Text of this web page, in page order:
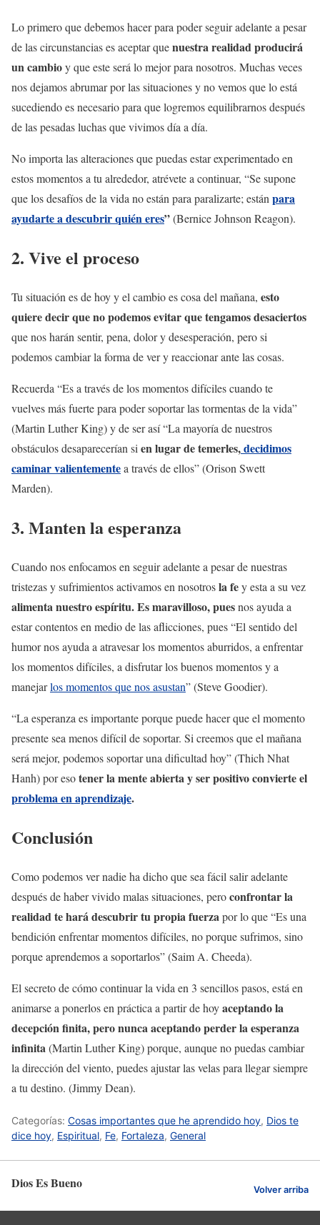
Lo primero que debemos hacer para poder seguir adelante a pesar
de las circunstancias es aceptar quenuestra realidad producirá
un cambioy que este será lo mejor para nosotros. Muchas veces
nos dejamos abrumar por las situaciones y no vemos que lo está
sucediendo es necesario para que logremos equilibrarnos después
de las pesadas luchas que vivimos día a día.
No importa las alteraciones que puedas estar experimentado en
estos momentos a tu alrededor, atrévete a continuar, “Se supone
que los desafíos de la vida no están para paralizarte; están para
ayudarte a descubrir quién eres”(Bernice Johnson Reagon).
2. Vive el proceso
Tu situación es de hoy y el cambio es cosa del mañana, esto
quiere decir que no podemos evitar que tengamos desaciertos
que nos harán sentir, pena, dolor y desesperación, pero si
podemos cambiar la forma de ver y reaccionar ante las cosas.
Recuerda “Es a través de los momentos difíciles cuando te
vuelves más fuerte para poder soportar las tormentas de la vida”
(Martin Luther King) y de ser así “La mayoría de nuestros
obstáculos desaparecerían si en lugar de temerles,decidimos
caminar valientementea través de ellos” (Orison Swett
Marden).
3. Manten la esperanza
Cuando nos enfocamos en seguir adelante a pesar de nuestras
tristezas y sufrimientos activamos en nosotrosla fey esta a su vez
alimenta nuestro espíritu. Es maravilloso, puesnos ayuda a
estar contentos en medio de las aflicciones, pues “El sentido del
humor nos ayuda a atravesar los momentos aburridos, a enfrentar
los momentos difíciles, a disfrutar los buenos momentos y a
manejarlos momentos que nos asustan” (Steve Goodier).
“La esperanza es importante porque puede hacer que el momento
presente sea menos difícil de soportar. Si creemos que el mañana
será mejor, podemos soportar una dificultad hoy” (Thich Nhat
Hanh) por esotener la mente abierta y ser positivo convierte el
problema en aprendizaje.
Conclusión
Como podemos ver nadie ha dicho que sea fácil salir adelante
después de haber vivido malas situaciones, peroconfrontar la
realidad te hará descubrir tu propia fuerza por lo que “Es una
bendición enfrentar momentos difíciles, no porque sufrimos, sino
porque aprendemos a soportarlos” (Saim A. Cheeda).
El secreto de cómo continuar la vida en 3 sencillos pasos, está en
animarse a ponerlos en práctica a partir de hoyaceptando la
decepción finita, pero nunca aceptando perder la esperanza
infinita (Martin Luther King) porque, aunque no puedas cambiar
la dirección del viento, puedes ajustar las velas para llegar siempre
a tu destino. (Jimmy Dean).
Categorías: Cosas importantes que he aprendido hoy, Dios te
dice hoy, Espiritual, Fe, Fortaleza, General
Dios Es Bueno Volver arriba